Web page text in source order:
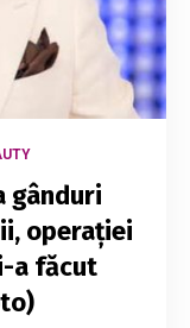
gânduri
operației
a făcut